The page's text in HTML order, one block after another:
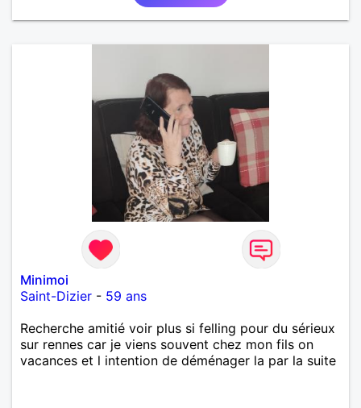
Minimoi
Saint-Dizier - 59 ans
Recherche amitié voir plus si felling pour du sérieux
sur rennes car je viens souvent chez mon fils on
vacances et l intention de déménager la par la suite